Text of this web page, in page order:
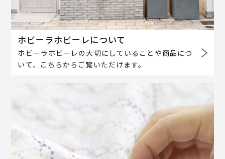
ホビーラホビーレについて
ホビーラホビーレの大切にしていることや商品につ
いて、こちらからご覧いただけます。